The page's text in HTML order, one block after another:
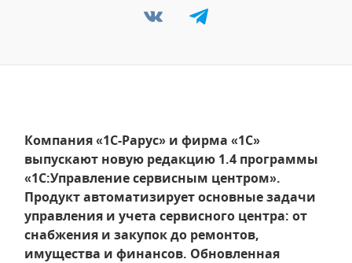
Компания «1С-Рарус» и фирма «1С»
выпускают новую редакцию 1.4 программы
«1С:Управление сервисным центром».
Продукт автоматизирует основные задачи
управления и учета сервисного центра: от
снабжения и закупок до ремонтов,
имущества и финансов. Обновленная